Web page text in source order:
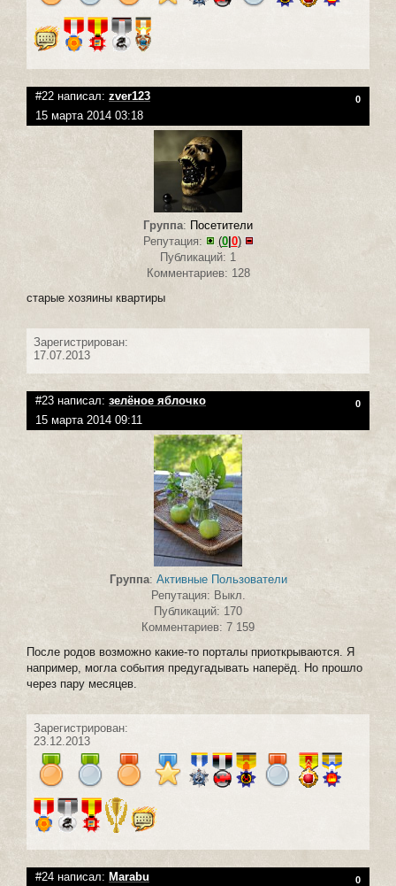
#22 написал: zver123 0
15 марта 2014 03:18
Группа: Посетители
Репутация:
(0|0)
Публикаций: 1
Комментариев: 128
старые хозяины квартиры
Зарегистрирован:
17.07.2013
#23 написал: зелёное яблочко 0
15 марта 2014 09:11
Группа: Активные Пользователи
Репутация: Выкл.
Публикаций: 170
Комментариев: 7 159
После родов возможно какие-то порталы приоткрываются. Я
например, могла события предугадывать наперёд. Но прошло
через пару месяцев.
Зарегистрирован:
23.12.2013
#24 написал: Marabu 0